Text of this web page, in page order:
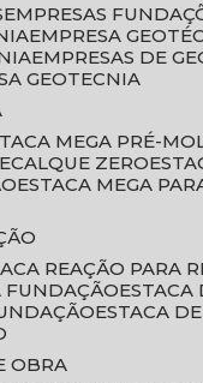
EMPRESAS
EMPRESA
EMPRESAS DE
GEOTECNIA
MEGA PRÉ-
ZERO
ESTACA MEGA
REAÇÃO PARA
FUNDAÇÃO
ESTACA
OBRA